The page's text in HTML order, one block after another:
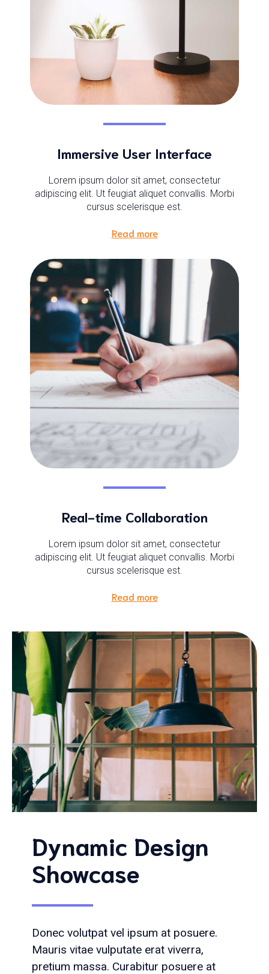
Immersive User Interface
Lorem ipsum dolor sit amet, consectetur
adipiscing elit. Ut feugiat aliquet convallis. Morbi
cursus scelerisque est.
Read more
Real-time Collaboration
Lorem ipsum dolor sit amet, consectetur
adipiscing elit. Ut feugiat aliquet convallis. Morbi
cursus scelerisque est.
Read more
Dynamic Design
Showcase
Donec volutpat vel ipsum at posuere.
Mauris vitae vulputate erat viverra,
pretium massa. Curabitur posuere at